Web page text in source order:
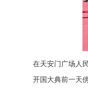
在天安门广场人
开国大典前一天